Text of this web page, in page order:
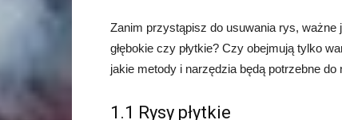
Zanim przystąpisz do usuwania rys, ważne
głębokie czy płytkie? Czy obejmują tylko
jakie metody i narzędzia będą potrzebne do
1.1 Rysy płytkie